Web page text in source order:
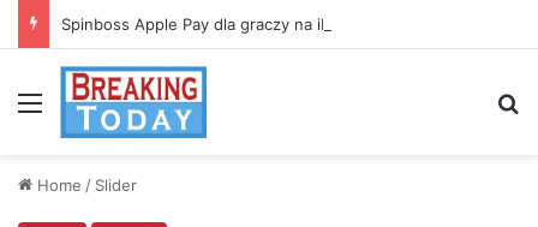
Spinboss Apple Pay dla graczy na iPhone
Menu
Home / Slider